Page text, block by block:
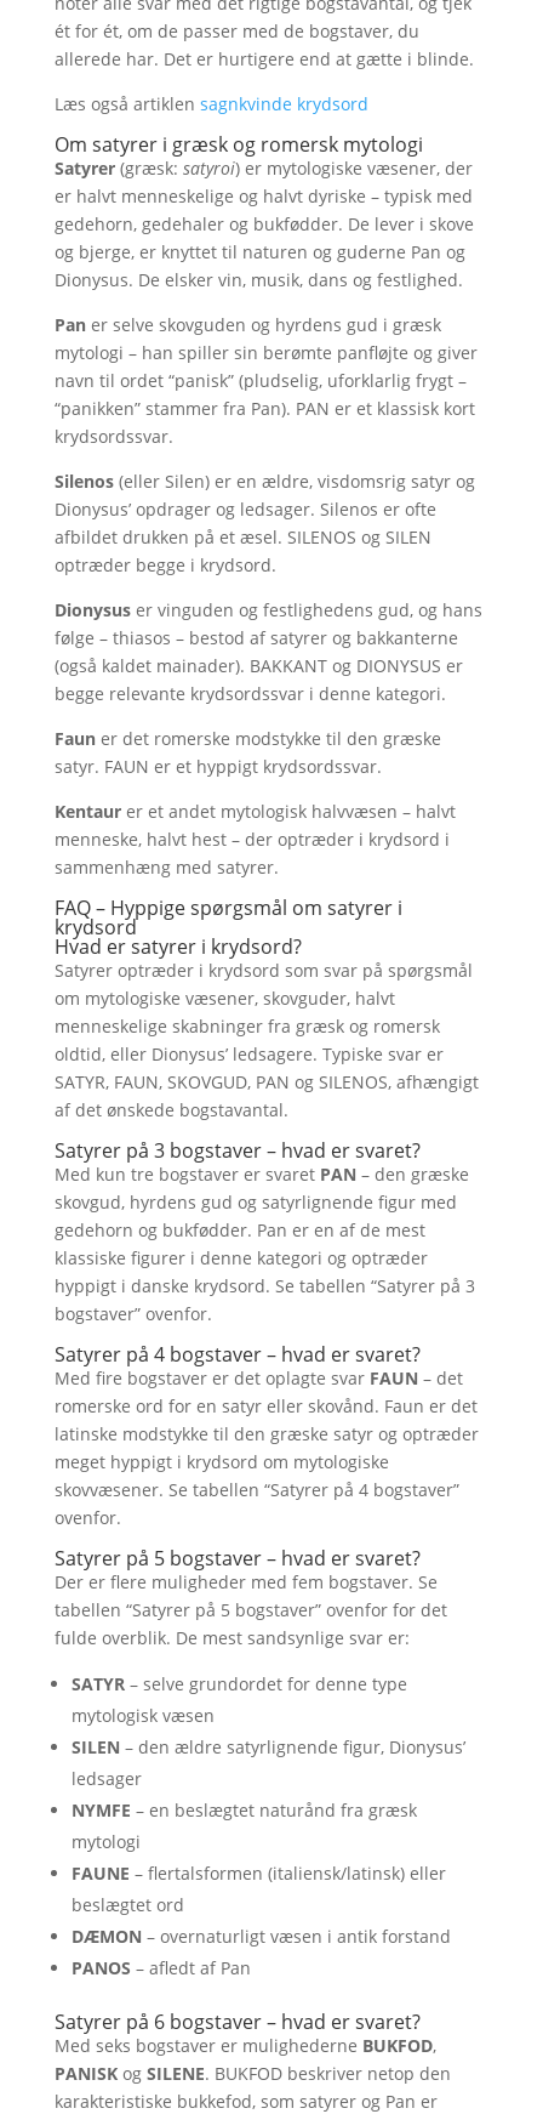
ét for ét, om de passer med de bogstaver, du
allerede har. Det er hurtigere end at gætte i blinde.
Læs også artiklen sagnkvinde krydsord
Om satyrer i græsk og romersk mytologi
Satyrer(græsk: satyroi) er mytologiske væsener, der
er halvt menneskelige og halvt dyriske – typisk med
gedehorn, gedehaler og bukfødder. De lever i skove
og bjerge, er knyttet til naturen og guderne Pan og
Dionysus. De elsker vin, musik, dans og festlighed.
Paner selve skovguden og hyrdens gud i græsk
mytologi – han spiller sin berømte panfløjte og giver
navn til ordet “panisk” (pludselig, uforklarlig frygt –
“panikken” stammer fra Pan). PAN er et klassisk kort
krydsordssvar.
Silenos(eller Silen) er en ældre, visdomsrig satyr og
Dionysus’ opdrager og ledsager. Silenos er ofte
afbildet drukken på et æsel. SILENOS og SILEN
optræder begge i krydsord.
Dionysuser vinguden og festlighedens gud, og hans
følge – thiasos – bestod af satyrer og bakkanterne
(også kaldet mainader). BAKKANT og DIONYSUS er
begge relevante krydsordssvar i denne kategori.
Fauner det romerske modstykke til den græske
satyr. FAUN er et hyppigt krydsordssvar.
Kentaurer et andet mytologisk halvvæsen – halvt
menneske, halvt hest – der optræder i krydsord i
sammenhæng med satyrer.
FAQ – Hyppige spørgsmål om satyrer i
krydsord
Hvad er satyrer i krydsord?
Satyrer optræder i krydsord som svar på spørgsmål
om mytologiske væsener, skovguder, halvt
menneskelige skabninger fra græsk og romersk
oldtid, eller Dionysus’ ledsagere. Typiske svar er
SATYR, FAUN, SKOVGUD, PAN og SILENOS, afhængigt
af det ønskede bogstavantal.
Satyrer på 3 bogstaver – hvad er svaret?
Med kun tre bogstaver er svaret PAN – den græske
skovgud, hyrdens gud og satyrlignende figur med
gedehorn og bukfødder. Pan er en af de mest
klassiske figurer i denne kategori og optræder
hyppigt i danske krydsord. Se tabellen “Satyrer på 3
bogstaver” ovenfor.
Satyrer på 4 bogstaver – hvad er svaret?
Med fire bogstaver er det oplagte svar FAUN – det
romerske ord for en satyr eller skovånd. Faun er det
latinske modstykke til den græske satyr og optræder
meget hyppigt i krydsord om mytologiske
skovvæsener. Se tabellen “Satyrer på 4 bogstaver”
ovenfor.
Satyrer på 5 bogstaver – hvad er svaret?
Der er flere muligheder med fem bogstaver. Se
tabellen “Satyrer på 5 bogstaver” ovenfor for det
fulde overblik. De mest sandsynlige svar er:
SATYR– selve grundordet for denne type
mytologisk væsen
SILEN – den ældre satyrlignende figur, Dionysus’
ledsager
NYMFE – en beslægtet naturånd fra græsk
mytologi
FAUNE – flertalsformen (italiensk/latinsk) eller
beslægtet ord
DÆMON – overnaturligt væsen i antik forstand
PANOS – afledt af Pan
Satyrer på 6 bogstaver – hvad er svaret?
Med seks bogstaver er mulighederne BUKFOD,
PANISKog SILENE. BUKFOD beskriver netop den
karakteristiske bukkefod, som satyrer og Pan er